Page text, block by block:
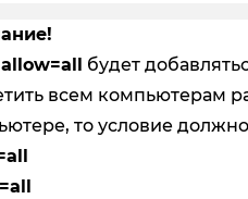
allow=all
будет
всем компьютерам
то условие